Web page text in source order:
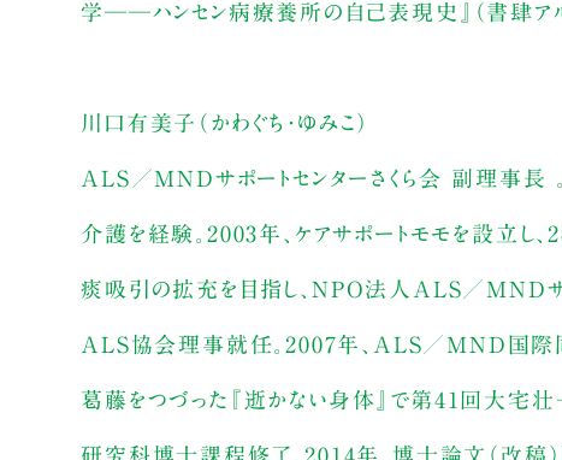
学──ハンセン病療養所の自己表現史』（書肆アル
川口有美子（かわぐち・ゆみこ）
ALS／MNDサポートセンターさくら会 副理事長
介護を経験。2003年、ケアサポートモモを設立し
痰吸引の拡充を目指し、NPO法人ALS／MNDサ
ALS協会理事就任。2007年、ALS／MND国際
葛藤をつづった『逝かない身体』で第41回大宅
研究科博士課程修了。2014年、博士論文（改